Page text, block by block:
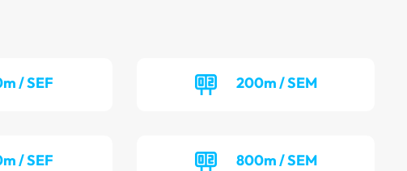
/ SEF 200m / SEM
/ SEF 800m / SEM